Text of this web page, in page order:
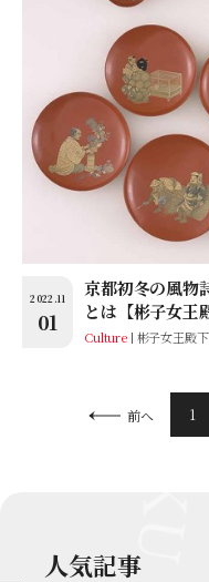
2022.11
01
京都初冬の風物
とは【彬子女王
Culture 彬子女王殿下
前へ 1
人気記事